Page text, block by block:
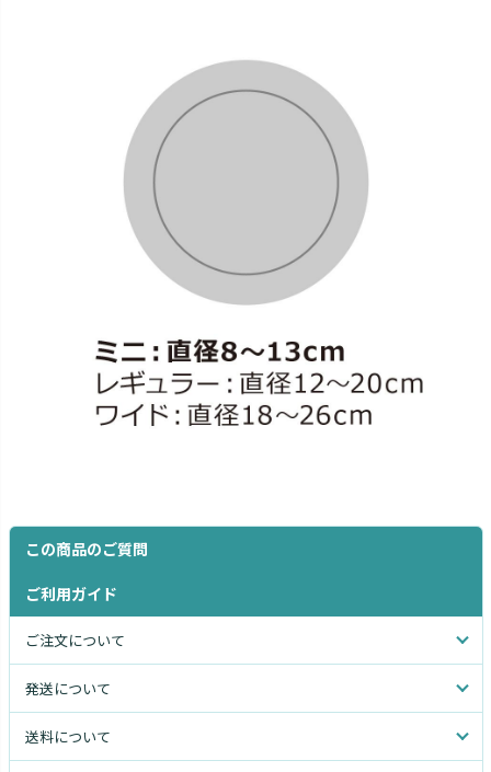
この商品のご質問
ご利用ガイド
ご注文について
発送について
送料について